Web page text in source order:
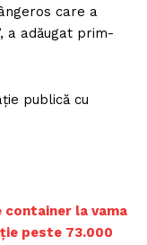
care a
a adăugat prim-
publică cu
container la vama
peste 73.000